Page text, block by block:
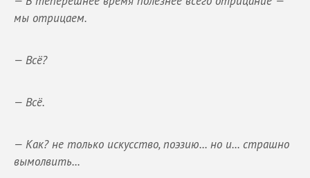
мы отрицаем.
— Всё?
— Всё.
— Как? не только искусство, поэзию... но и... страшно
вымолвить...